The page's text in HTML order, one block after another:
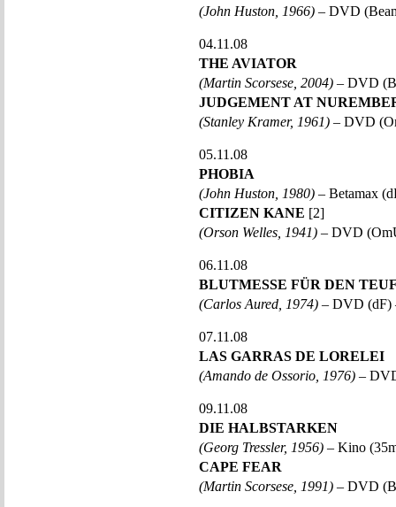
(John Huston, 1966) – DVD
04.11.08
THE AVIATOR
(Martin Scorsese, 2004) – DVD
JUDGEMENT AT
(Stanley Kramer, 1961) – DVD
05.11.08
PHOBIA
(John Huston, 1980) – Betamax
CITIZEN KANE [2]
(Orson Welles, 1941) – DVD
06.11.08
BLUTMESSE FÜR DEN
(Carlos Aured, 1974) – DVD (dF)
07.11.08
LAS GARRAS DE LORELEI
(Amando de Ossorio, 1976) –
09.11.08
DIE HALBSTARKEN
(Georg Tressler, 1956) – Kino
CAPE FEAR
(Martin Scorsese, 1991) – DVD